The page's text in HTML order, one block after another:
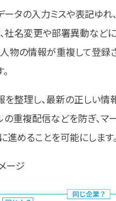
ータの入力ミスや表記ゆれ
社名変更や部署異動などに
物の情報が重複して登録
を整理し、最新の正しい情
の重複配信などを防ぎ、マ
進めることを可能にします。
ージ